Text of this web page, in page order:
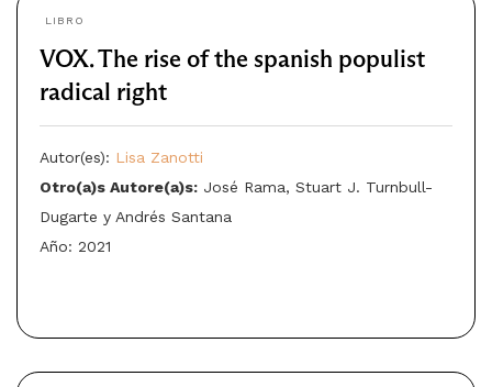
LIBRO
VOX. The rise of the spanish populist
radical right
Autor(es): Lisa Zanotti
Otro(a)s Autore(a)s: José Rama, Stuart J. Turnbull-
Dugarte y Andrés Santana
Año: 2021